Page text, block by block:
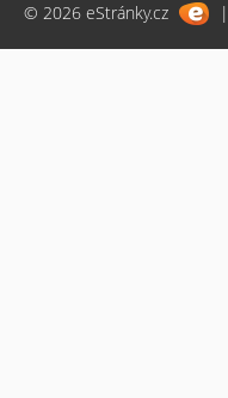
© 2026 eStránky.cz |